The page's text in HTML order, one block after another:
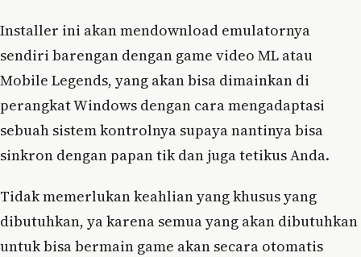
Installer ini akan mendownload emulatornya
sendiri barengan dengan game video ML atau
Mobile Legends, yang akan bisa dimainkan di
perangkat Windows dengan cara mengadaptasi
sebuah sistem kontrolnya supaya nantinya bisa
sinkron dengan papan tik dan juga tetikus Anda.
Tidak memerlukan keahlian yang khusus yang
dibutuhkan, ya karena semua yang akan dibutuhkan
untuk bisa bermain game akan secara otomatis